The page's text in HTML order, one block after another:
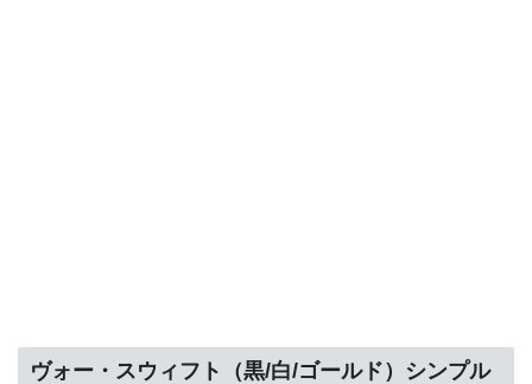
ヴォー・スウィフト（黒/白/ゴールド）シンプル